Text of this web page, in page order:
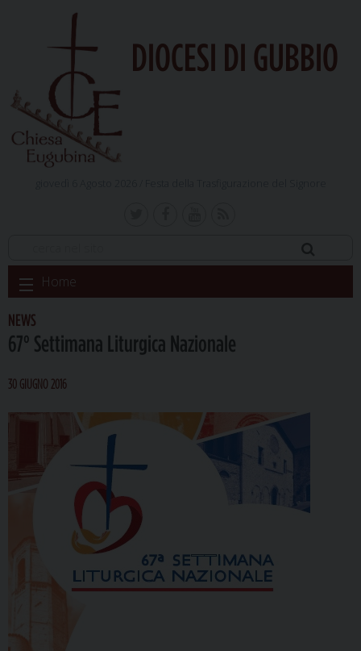
DIOCESI DI GUBBIO
Skip
to
content
Home
NEWS
67° Settimana Liturgica Nazionale
30 GIUGNO 2016